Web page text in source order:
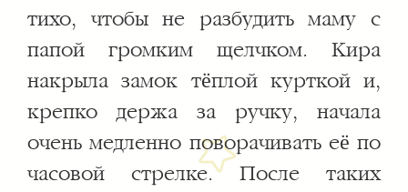
тихо, чтобы не разбудить маму с
папой громким щелчком. Кира
накрыла замок тёплой курткой и,
крепко держа за ручку, начала
очень медленно поворачивать её по
часовой стрелке. После таких